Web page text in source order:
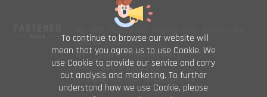
To continue to browse our website will
mean that you agree us to use Cookie. We
use Cookie to provide our service and carry
out analysis and marketing. To further
understand how we use Cookie, please
No. 469, Yuping Rd., Anping Dist., Tainan City
708014, Taiwan
TEL : +886-6-2954000(Rep.)
FAX : +886-6-2953939
foreign@fastener-world.com.tw